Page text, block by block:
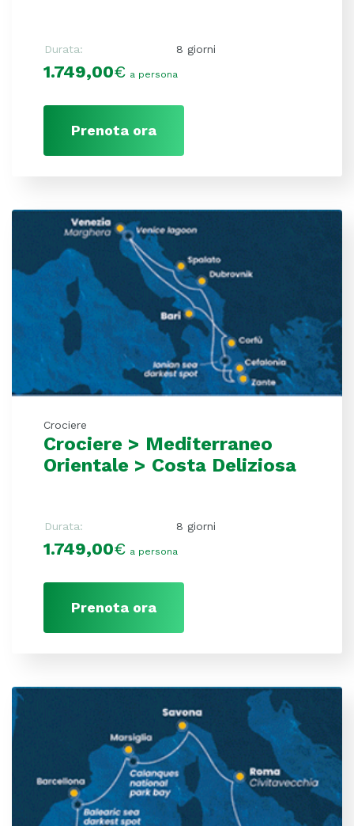
Durata: 8 giorni
1.749,00€ a persona
Prenota ora
Crociere
Crociere > Mediterraneo
Orientale > Costa Deliziosa
Durata: 8 giorni
1.749,00€ a persona
Prenota ora